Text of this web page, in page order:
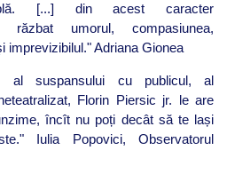
[...] din acest caracter
răzbat umorul, compasiunea,
imprevizibilul." Adriana Gionea
al suspansului cu publicul, al
Florin Piersic jr. le are
încît nu poți decât să te lași
Iulia Popovici, Observatorul